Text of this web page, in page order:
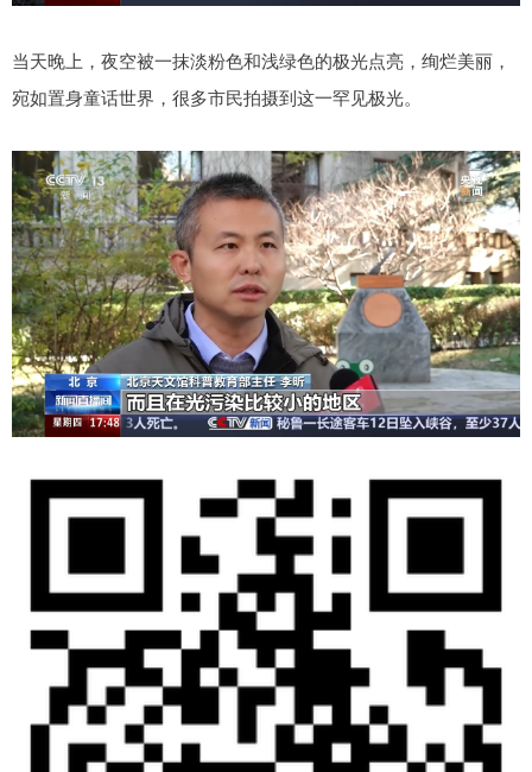
当天晚上，夜空被一抹淡粉色和浅绿色的极光点亮，绚烂美丽，
宛如置身童话世界，很多市民拍摄到这一罕见极光。